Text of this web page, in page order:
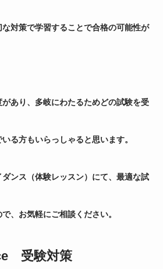
対策で学習することで合格の可能性が
あり、多岐にわたるためどの試験を受
る方もいらっしゃると思います。
ンス（体験レッスン）にて、最適な試
、お気軽にご相談ください。
受験対策